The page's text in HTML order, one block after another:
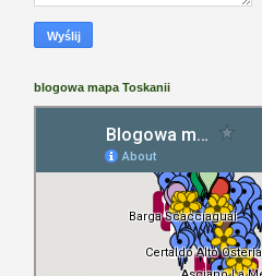
blogowa mapa Toskanii